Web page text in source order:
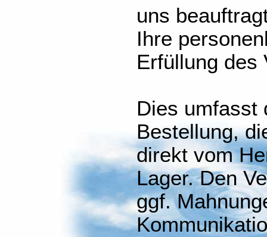
uns
Ihre
Erfüllung des
Dies umfasst
Bestellung,
direkt vom
Lager. Den
ggf.